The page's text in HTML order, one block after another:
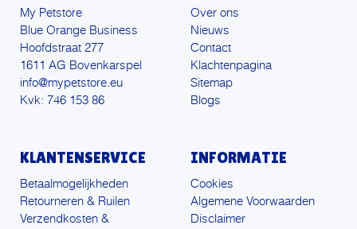
My Petstore
Blue Orange Business
Hoofdstraat 277
1611 AG Bovenkarspel
info@mypetstore.eu
Kvk: 746 153 86
Over ons
Nieuws
Contact
Klachtenpagina
Sitemap
Blogs
KLANTENSERVICE
Betaalmogelijkheden
Retourneren & Ruilen
Verzendkosten &
INFORMATIE
Cookies
Algemene Voorwaarden
Disclaimer